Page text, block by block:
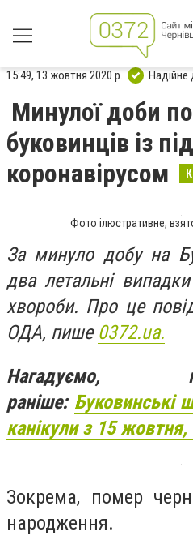
15:49, 13 жовтня 2020 р.
Минулої доби
буковинців із
коронавірусом
Фото ілюстративне,
За минуло добу на
два летальні
хвороби. Про це
ОДА, пише 0372.ua.
раніше: Буковинські
канікули з 15
Зокрема, помер